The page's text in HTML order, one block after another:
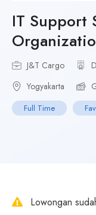
IT Support
J&T Cargo
Yogyakarta
Full Time
Lowongan